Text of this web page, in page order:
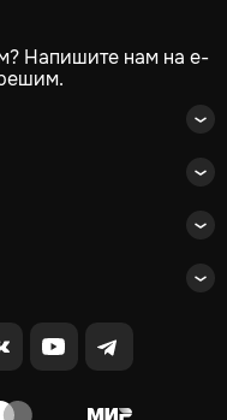
Напишите нам на e-